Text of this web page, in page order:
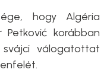
hogy Algéria
Petković korábban
válogatottat